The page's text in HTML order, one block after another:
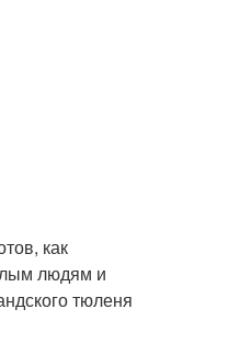
как
людям и
тюленя